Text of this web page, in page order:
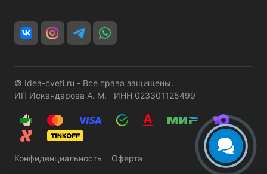
© Idea-cveti.ru - Все права защищены.
ИП Искандарова А. М. ИНН 023301125499
Конфиденциальность Оферта